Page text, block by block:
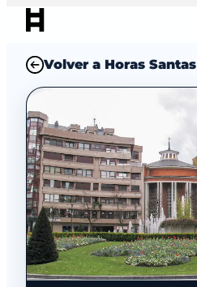
Volver a Horas Santas